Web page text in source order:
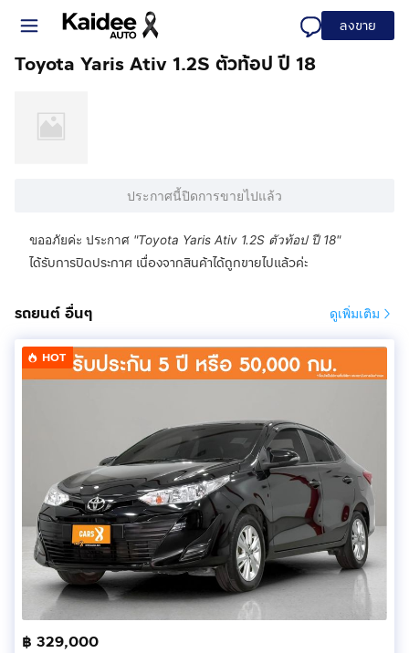
ลงขาย
Toyota Yaris Ativ 1.2S ตัวท้อป ปี 18
ประกาศนี้ปิดการขายไปแล้ว
ขออภัยค่ะ ประกาศ "Toyota Yaris Ativ 1.2S ตัวท้อป ปี 18"
ได้รับการปิดประกาศ เนื่องจากสินค้าได้ถูกขายไปแล้วค่ะ
รถยนต์ อื่นๆ ดูเพิ่มเติม
HOT
฿ 329,000